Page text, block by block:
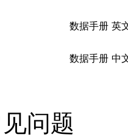
数据手册 英
数据手册 中
问题